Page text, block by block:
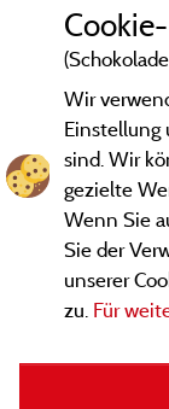
Wir
Einstellung
sind. Wir
gezielte
Wenn Sie
Sie der
unserer
zu. Für